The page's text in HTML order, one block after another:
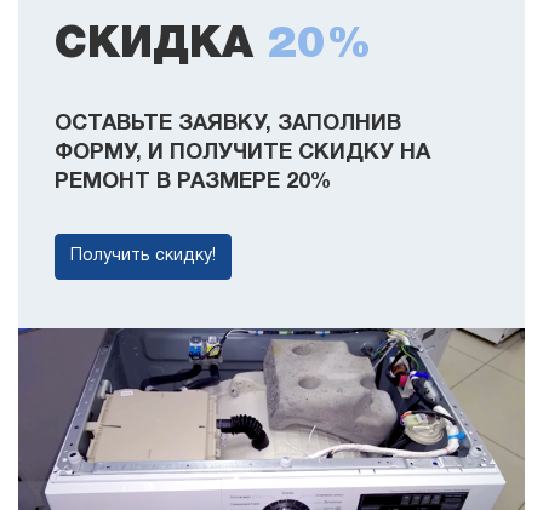
СКИДКА 20%
ОСТАВЬТЕ ЗАЯВКУ, ЗАПОЛНИВ
ФОРМУ, И ПОЛУЧИТЕ СКИДКУ НА
РЕМОНТ В РАЗМЕРЕ 20%
Получить скидку!